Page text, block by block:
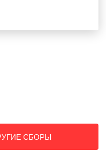
СБОРЫ